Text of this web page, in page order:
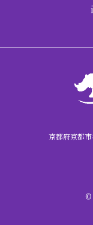
京都府京都
©